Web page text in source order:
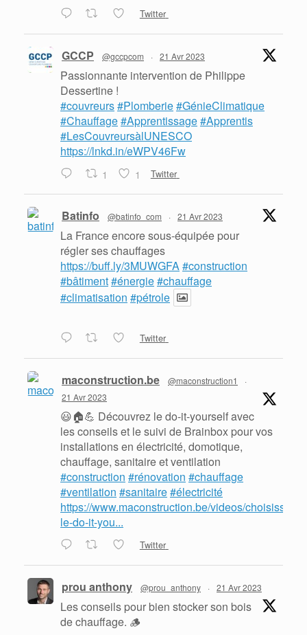
Twitter
GCCP @gccpcom · 21 Avr 2023
Passionnante intervention de Philippe
Dessertine !
#couvreurs#Plomberie#GénieClimatique
#Chauffage#Apprentissage#Apprentis
#LesCouvreursàlUNESCO
https://lnkd.in/eWPV46Fw
1 1 Twitter
Batinfo @batinfo_com · 21 Avr 2023
La France encore sous-équipée pour
régler ses chauffages
https://buff.ly/3MUWGFA#construction
#bâtiment#énergie#chauffage
#climatisation #pétrole
Twitter
maconstruction.be @maconstruction1
·
21 Avr 2023
😃🏠💪 Découvrez le do-it-yourself avec
les conseils et le suivi de Brainbox pour vos
installations en électricité, domotique,
chauffage, sanitaire et ventilation
#construction #rénovation #chauffage
#ventilation #sanitaire#électricité
https://www.maconstruction.be/videos/choisissez-
le-do-it-you...
Twitter
prou anthony @prou_anthony · 21 Avr 2023
Les conseils pour bien stocker son bois
de chauffage. 🪵